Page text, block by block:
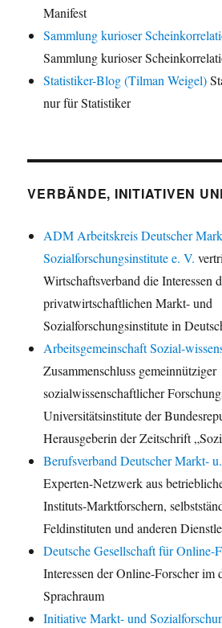
Manifest
Sammlung kurioser
Sammlung kurioser
Statistiker-Blog (Tilman Weigel)
nur für Statistiker
VERBÄNDE, INITIATIVEN
ADM Arbeitskreis Deutscher
Sozialforschungsinstitute e. V.
Wirtschaftsverband die Interessen
privatwirtschaftlichen Markt- und
Sozialforschungsinstitute in
Arbeitsgemeinschaft Sozial-
Zusammenschluss gemeinnütziger
sozialwissenschaftlicher
Universitätsinstitute der
Herausgeberin der Zeitschrift
Berufsverband Deutscher Markt-
Experten-Netzwerk aus
Instituts-Marktforschern,
Feldinstituten und anderen
Deutsche Gesellschaft für Online-
Interessen der Online-Forscher im
Sprachraum
Initiative Markt- und